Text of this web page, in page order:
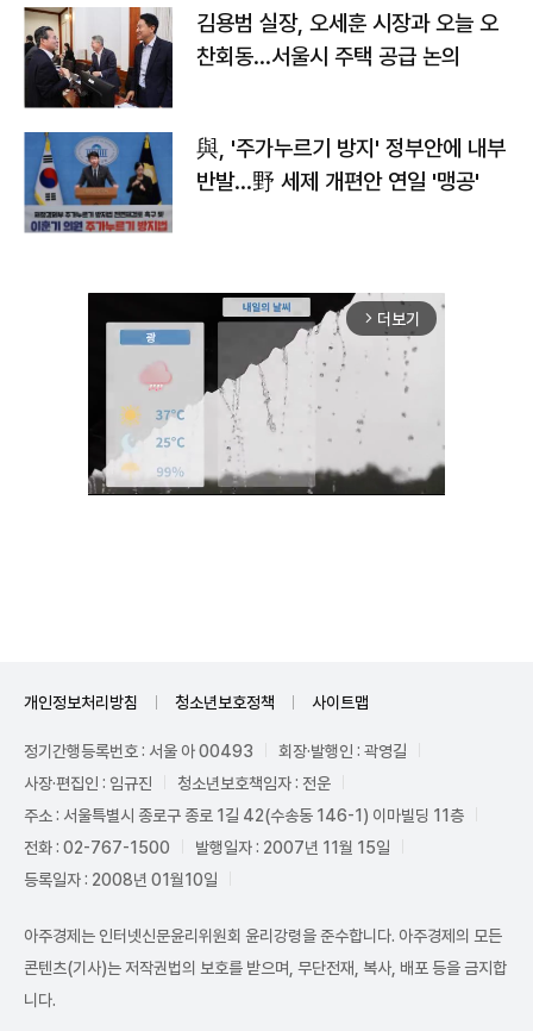
김용범 실장, 오세훈 시장과 오늘 오
찬회동...서울시 주택 공급 논의
與, '주가누르기 방지' 정부안에 내부
반발…野 세제 개편안 연일 '맹공'
arrow_forward_ios 더보기
개인정보처리방침 청소년보호정책 사이트맵
정기간행등록번호 : 서울 아 00493
회장·발행인 : 곽영길
사장·편집인 : 임규진
청소년보호책임자 : 전운
주소 : 서울특별시 종로구 종로 1길 42(수송동 146-1) 이마빌딩 11층
전화 : 02-767-1500
발행일자 : 2007년 11월 15일
등록일자 : 2008년 01월10일
아주경제는 인터넷신문윤리위원회 윤리강령을 준수합니다. 아주경제의 모든
콘텐츠(기사)는 저작권법의 보호를 받으며, 무단전재, 복사, 배포 등을 금지합
니다.